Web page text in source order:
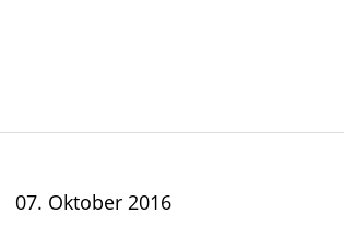
07. Oktober 2016